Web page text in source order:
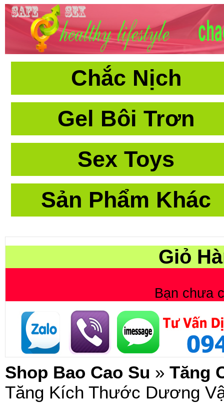
Chắc Nịch
Gel Bôi Trơn
Sex Toys
Sản Phẩm Khác
Giỏ
Bạn chưa
Shop Bao Cao Su » Tăng
Tăng Kích Thước Dương